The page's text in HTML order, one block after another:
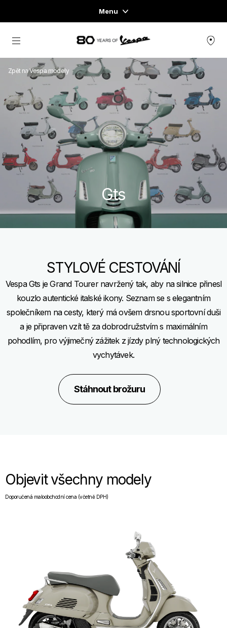
Menu
Home
NABÍDKA SKÚTRŮ
OBLEČENÍ & LIFESTYLE
ZÁŽITKY
CONCEPT STORE
Přejít na hlavní obsah
Zpět na Vespa modely
Gts
STYLOVÉ CESTOVÁNÍ
Vespa Gts je Grand Tourer navržený tak, aby na silnice přinesl
kouzlo autentické italské ikony. Seznam se s elegantním
společníkem na cesty, který má ovšem drsnou sportovní duši
a je připraven vzít tě za dobrodružstvím s maximálním
pohodlím, pro výjimečný zážitek z jízdy plný technologických
vychytávek.
Stáhnout brožuru
Objevit všechny modely
Doporučená maloobchodní cena (včetně DPH)